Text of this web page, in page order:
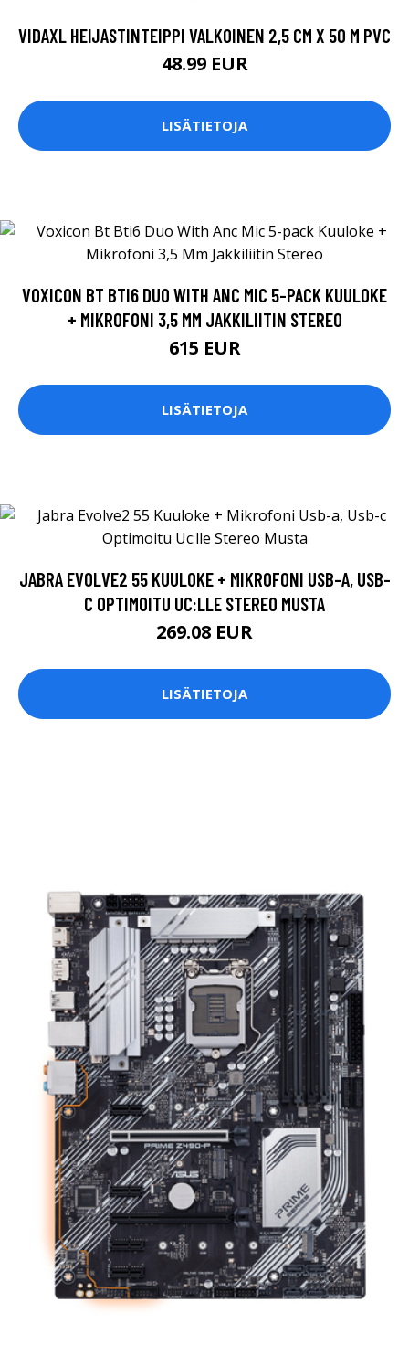
VIDAXL HEIJASTINTEIPPI VALKOINEN 2,5 CM X 50 M PVC
48.99 EUR
LISÄTIETOJA
VOXICON BT BTI6 DUO WITH ANC MIC 5-PACK KUULOKE
+ MIKROFONI 3,5 MM JAKKILIITIN STEREO
615 EUR
LISÄTIETOJA
JABRA EVOLVE2 55 KUULOKE + MIKROFONI USB-A, USB-
C OPTIMOITU UC:LLE STEREO MUSTA
269.08 EUR
LISÄTIETOJA